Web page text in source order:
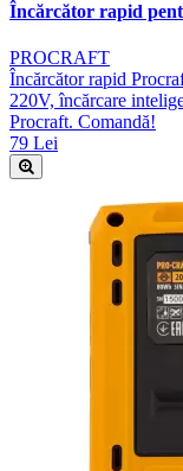
Încărcător rapid
PROCRAFT
Încărcător rapid
220V, încărcare
Procraft. Comandă!
79 Lei